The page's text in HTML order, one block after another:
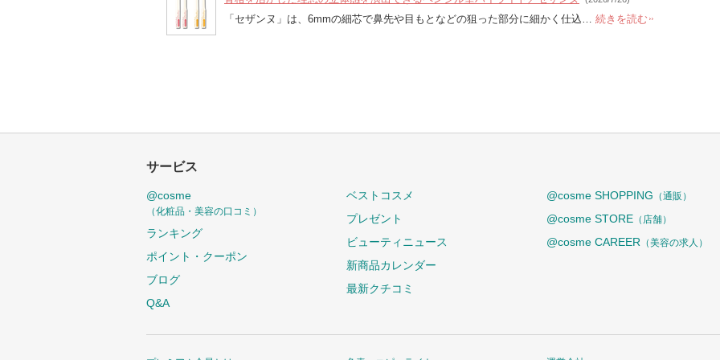
「セザンヌ」は、6mmの細芯で鼻先や目もとなどの狙った部分に細かく仕込… 続きを読む
サービス
@cosme
（化粧品・美容の口コミ）
ランキング
ポイント・クーポン
ブログ
Q&A
ベストコスメ
プレゼント
ビューティニュース
新商品カレンダー
最新クチコミ
@cosme SHOPPING （通販）
@cosme STORE （店舗）
@cosme CAREER （美容の求人）